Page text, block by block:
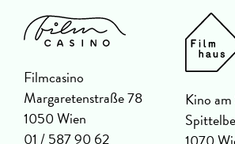
Filmcasino
Margaretenstraße 78
1050 Wien
01 / 587 90 62
Kino